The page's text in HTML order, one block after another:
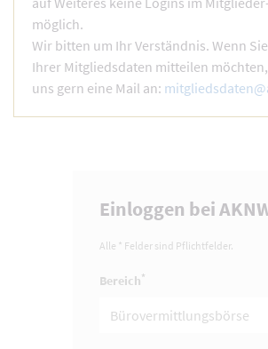
möglich.
Wir bitten um Ihr Verständnis. Wenn
Ihrer Mitgliedsdaten mitteilen
uns gern eine Mail an:
Einloggen bei
Alle * Felder sind Pflichtfelder.
Bereich*